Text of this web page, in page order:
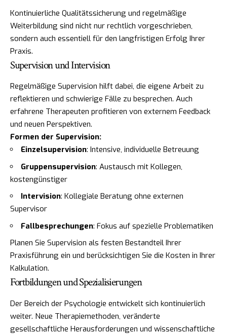
Kontinuierliche Qualitätssicherung und regelmäßige
Weiterbildung sind nicht nur rechtlich vorgeschrieben,
sondern auch essentiell für den langfristigen Erfolg Ihrer
Praxis.
Supervision und Intervision
Regelmäßige Supervision hilft dabei, die eigene Arbeit zu
reflektieren und schwierige Fälle zu besprechen. Auch
erfahrene Therapeuten profitieren von externem Feedback
und neuen Perspektiven.
Formen der Supervision:
Einzelsupervision: Intensive, individuelle Betreuung
Gruppensupervision: Austausch mit Kollegen,
kostengünstiger
Intervision: Kollegiale Beratung ohne externen
Supervisor
Fallbesprechungen: Fokus auf spezielle Problematiken
Planen Sie Supervision als festen Bestandteil Ihrer
Praxisführung ein und berücksichtigen Sie die Kosten in Ihrer
Kalkulation.
Fortbildungen und Spezialisierungen
Der Bereich der Psychologie entwickelt sich kontinuierlich
weiter. Neue Therapiemethoden, veränderte
gesellschaftliche Herausforderungen und wissenschaftliche